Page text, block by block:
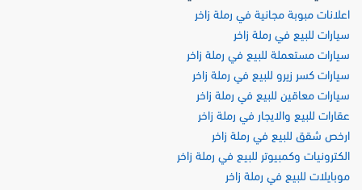
اعلانات مبوبة مجانية في رملة زاخر
سيارات للبيع في رملة زاخر
سيارات مستعملة للبيع في رملة زاخر
سيارات كسر زيرو للبيع في رملة زاخر
سيارات معاقين للبيع في رملة زاخر
عقارات للبيع والايجار في رملة زاخر
ارخص شقق للبيع في رملة زاخر
الكترونيات وكمبيوتر للبيع في رملة زاخر
موبايلات للبيع في رملة زاخر